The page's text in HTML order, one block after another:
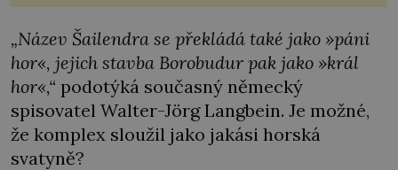
„Název Šailendra se překládá také jako »páni
hor«, jejich stavba Borobudur pak jako »král
hor«,“ podotýká současný německý
spisovatel Walter-Jörg Langbein. Je možné,
že komplex sloužil jako jakási horská
svatyně?